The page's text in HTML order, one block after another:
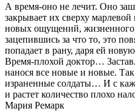
А время-оно не лечит. Оно
закрывает их сверху
новых ощущений,
зацепившись за что то, это
попадает в рану, даря ей
Время-плохой доктор…
нанося все новые и новые.
израненные солдаты… И с
и растет количество плохо
Мария Ремарк